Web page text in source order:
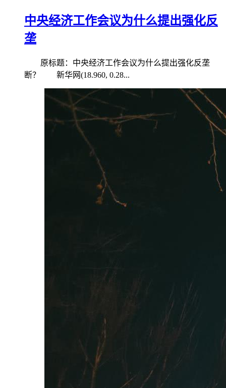
中央经济工作会议为什么提出强化反
垄
原标题：中央经济工作会议为什么提出强化反垄
断？ 新华网(18.960, 0.28...